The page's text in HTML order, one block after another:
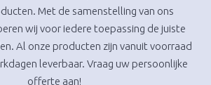
Met de samenstelling van ons
wij voor iedere toepassing de juiste
Al onze producten zijn vanuit voorraad
leverbaar. Vraag uw persoonlijke
offerte aan!